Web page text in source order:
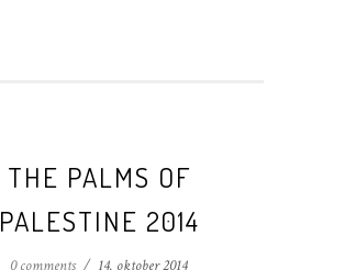
THE PALMS OF
PALESTINE 2014
0 comments / 14. oktober 2014